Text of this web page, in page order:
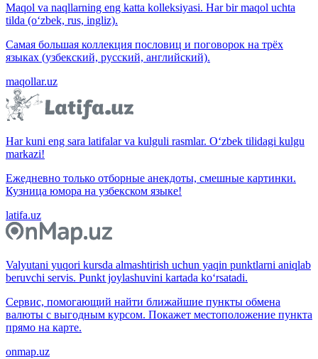
Maqol va naqllarning eng katta kolleksiyasi. Har bir maqol uchta
tilda (o‘zbek, rus, ingliz).
Самая большая коллекция пословиц и поговорок на трёх
языках (узбекский, русский, английский).
maqollar.uz
Har kuni eng sara latifalar va kulguli rasmlar. O‘zbek tilidagi kulgu
markazi!
Ежедневно только отборные анекдоты, смешные картинки.
Кузница юмора на узбекском языке!
latifa.uz
Valyutani yuqori kursda almashtirish uchun yaqin punktlarni aniqlab
beruvchi servis. Punkt joylashuvini kartada ko‘rsatadi.
Сервис, помогающий найти ближайшие пункты обмена
валюты с выгодным курсом. Покажет местоположение пункта
прямо на карте.
onmap.uz